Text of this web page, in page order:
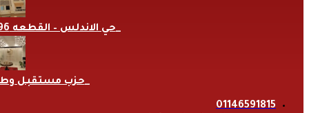
حي الاندلس – القطعه 696
حزب مستقبل
01146591815